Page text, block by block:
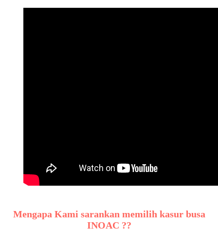
Mengapa Kami sarankan memilih kasur busa
INOAC ??